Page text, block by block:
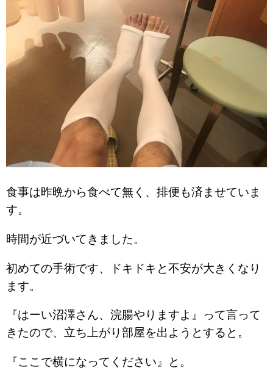
食事は昨晩から食べて無く、排便も済ませていま
す。
時間が近づいてきました。
初めての手術です、ドキドキと不安が大きくなり
ます。
『はーい沼澤さん、浣腸やりますよ』って言って
きたので、立ち上がり部屋を出ようとすると。
『ここで横になってください』と。